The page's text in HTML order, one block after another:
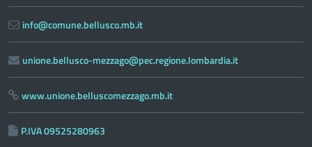
info@comune.bellusco.mb.it
unione.bellusco-mezzago@pec.regione.lombardia.it
www.unione.belluscomezzago.mb.it
P.IVA 09525280963